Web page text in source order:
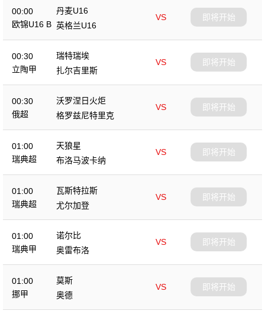
00:00
欧锦U16 B
丹麦U16
VS
英格兰U16
即将开始
00:30
立陶甲
瑞特瑞埃
VS
扎尔吉里斯
即将开始
00:30
俄超
沃罗涅日火炬
VS
格罗兹尼特里克
即将开始
01:00
瑞典超
天狼星
VS
布洛马波卡纳
即将开始
01:00
瑞典超
瓦斯特拉斯
VS
尤尔加登
即将开始
01:00
瑞典甲
诺尔比
VS
奥雷布洛
即将开始
01:00
挪甲
莫斯
VS
奥德
即将开始